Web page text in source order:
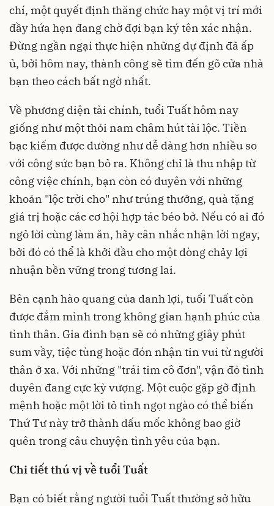
chí, một quyết định thăng chức hay một vị trí mới
đầy hứa hẹn đang chờ đợi bạn ký tên xác nhận.
Đừng ngần ngại thực hiện những dự định đã ấp
ủ, bởi hôm nay, thành công sẽ tìm đến gõ cửa nhà
bạn theo cách bất ngờ nhất.
Về phương diện tài chính, tuổi Tuất hôm nay
giống như một thỏi nam châm hút tài lộc. Tiền
bạc kiếm được dường như dễ dàng hơn nhiều so
với công sức bạn bỏ ra. Không chỉ là thu nhập từ
công việc chính, bạn còn có duyên với những
khoản "lộc trời cho" như trúng thưởng, quà tặng
giá trị hoặc các cơ hội hợp tác béo bở. Nếu có ai đó
ngỏ lời cùng làm ăn, hãy cân nhắc nhận lời ngay,
bởi đó có thể là khởi đầu cho một dòng chảy lợi
nhuận bền vững trong tương lai.
Bên cạnh hào quang của danh lợi, tuổi Tuất còn
được đắm mình trong không gian hạnh phúc của
tình thân. Gia đình bạn sẽ có những giây phút
sum vầy, tiệc tùng hoặc đón nhận tin vui từ người
thân ở xa. Với những "trái tim cô đơn", vận đỏ tình
duyên đang cực kỳ vượng. Một cuộc gặp gỡ định
mệnh hoặc một lời tỏ tình ngọt ngào có thể biến
Thứ Tư này trở thành dấu mốc không bao giờ
quên trong câu chuyện tình yêu của bạn.
Chi tiết thú vị về tuổi Tuất
Bạn có biết rằng người tuổi Tuất thường sở hữu